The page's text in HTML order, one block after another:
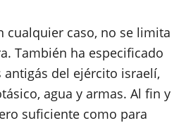
cualquier caso, no se limita
También ha especificado
del ejército israelí,
agua y armas. Al fin y
suficiente como para